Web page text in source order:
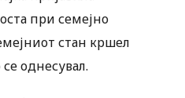
при семејно
стан кршел
однесувал.